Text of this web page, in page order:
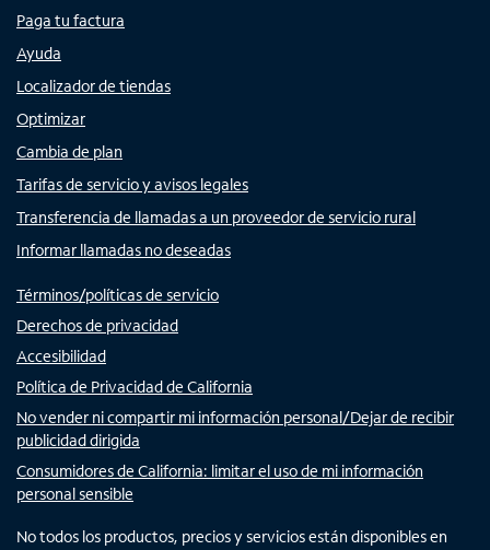
Paga tu factura
Ayuda
Localizador de tiendas
Optimizar
Cambia de plan
Tarifas de servicio y avisos legales
Transferencia de llamadas a un proveedor de servicio rural
Informar llamadas no deseadas
Términos/políticas de servicio
Derechos de privacidad
Accesibilidad
Política de Privacidad de California
No vender ni compartir mi información personal/Dejar de recibir
publicidad dirigida
Consumidores de California: limitar el uso de mi información
personal sensible
No todos los productos, precios y servicios están disponibles en